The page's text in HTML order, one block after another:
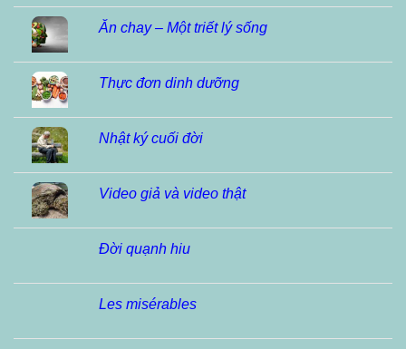
Ăn chay – Một triết lý sống
Thực đơn dinh dưỡng
Nhật ký cuối đời
Video giả và video thật
Đời quạnh hiu
Les misérables